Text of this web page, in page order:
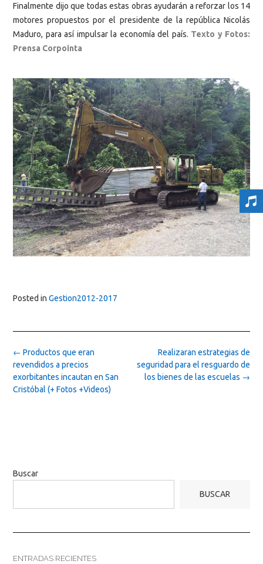
Finalmente dijo que todas estas obras ayudarán a reforzar los 14
motores propuestos por el presidente de la república Nicolás
Maduro, para así impulsar la economía del país. Texto y Fotos:
Prensa Corpointa
Posted in Gestion2012-2017
Post
navigation
Realizaran estrategias de
seguridad para el resguardo de
los bienes de las escuelas →
← Productos que eran
revendidos a precios
exorbitantes incautan en San
Cristóbal (+ Fotos +Videos)
Buscar
BUSCAR
ENTRADAS RECIENTES